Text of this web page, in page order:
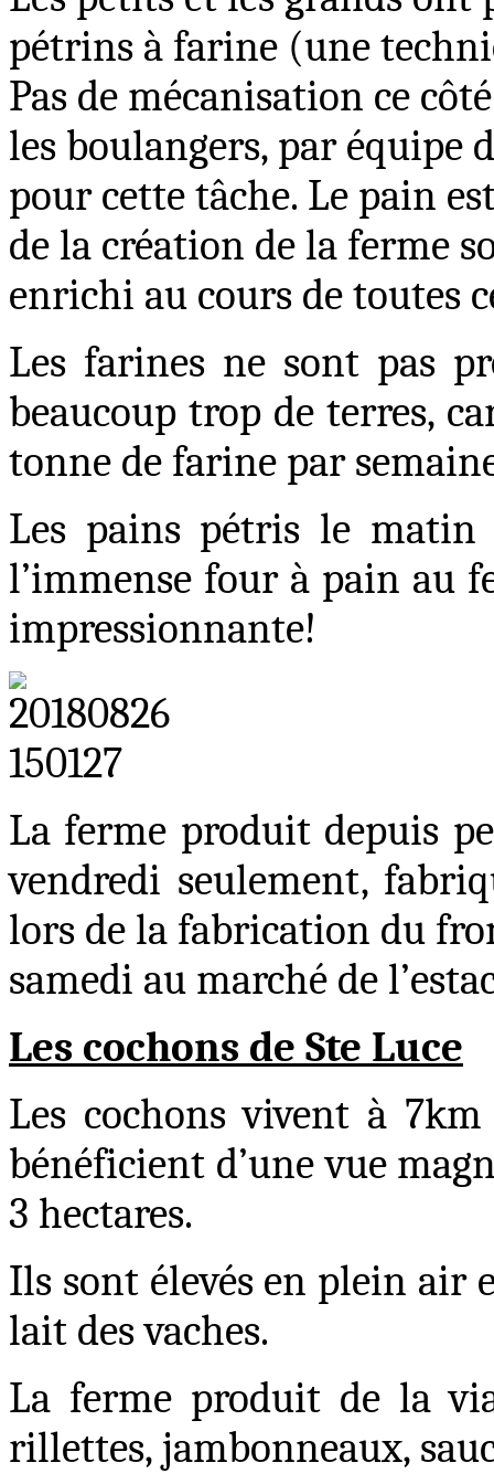
pétrins à farine (une
Pas de mécanisation ce
les boulangers, par équipe
pour cette tâche. Le pain
de la création de la ferme
enrichi au cours de toutes
Les farines ne sont pas
beaucoup trop de terres,
tonne de farine par
Les pains pétris le matin
l’immense four à pain au
impressionnante!
La ferme produit depuis
vendredi seulement,
lors de la fabrication du
samedi au marché de
Les cochons de Ste Luce
Les cochons vivent à
bénéficient d’une vue
3 hectares.
Ils sont élevés en plein
lait des vaches.
La ferme produit de la
rillettes, jambonneaux,